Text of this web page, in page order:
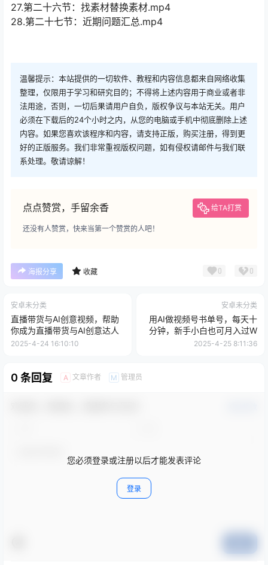
27.第二十六节：找素材替换素材.mp4
28.第二十七节：近期问题汇总.mp4
温馨提示：本站提供的一切软件、教程和内容信息都来自网络收集
整理，仅限用于学习和研究目的；不得将上述内容用于商业或者非
法用途，否则，一切后果请用户自负，版权争议与本站无关。用户
必须在下载后的24个小时之内，从您的电脑或手机中彻底删除上述
内容。如果您喜欢该程序和内容，请支持正版，购买注册，得到更
好的正版服务。我们非常重视版权问题，如有侵权请邮件与我们联
系处理。敬请谅解！
点点赞赏，手留余香 给TA打赏
还没有人赞赏，快来当第一个赞赏的人吧！
海报分享 收藏 0 0
安卓未分类
直播带货与AI创意视频，帮助
你成为直播带货与AI创意达人
2025-4-24 16:10:10
安卓未分类
用AI做视频号书单号，每天十
分钟，新手小白也可月入过W
2025-4-25 8:11:36
0 条回复 A 文章作者 M 管理员
您必须登录或注册以后才能发表评论
登录